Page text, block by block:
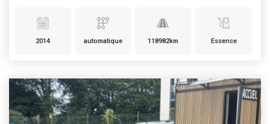
2014 automatique 118982km Essence